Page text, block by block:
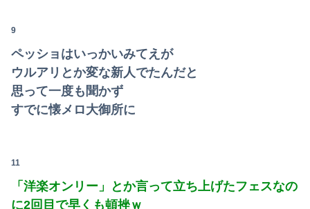
【画像】どのくノ一を快楽責めしたいｗｗｗｗｗ
【悲報】露悪系アニメ、最盛期へｗｗｗｗｗ
【画像】フジテレビでえちえち水着JK…
9
ペッショはいっかいみてえが
ウルアリとか変な新人でたんだと
思って一度も聞かず
すでに懐メロ大御所に
11
「洋楽オンリー」とか言って立ち上げたフェスなの
に2回目で早くも頓挫ｗ